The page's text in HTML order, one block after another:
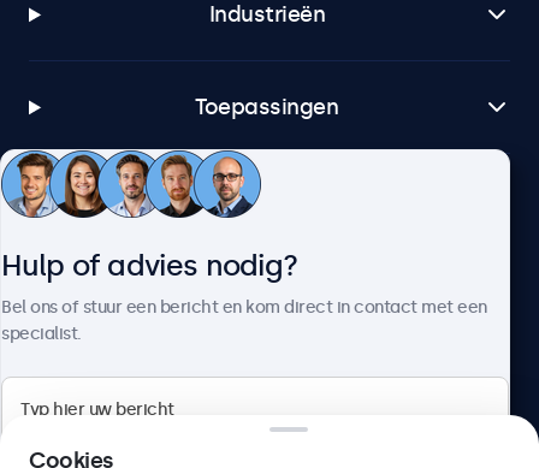
Industrieën
Toepassingen
Klantenservice
Hulp of advies nodig?
Bel ons of stuur een bericht en kom direct in contact met een
specialist.
Cookies